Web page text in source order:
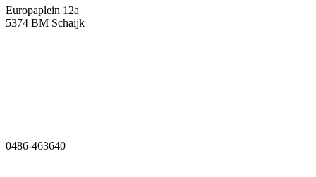
Europaplein 12a
5374 BM Schaijk
0486-463640